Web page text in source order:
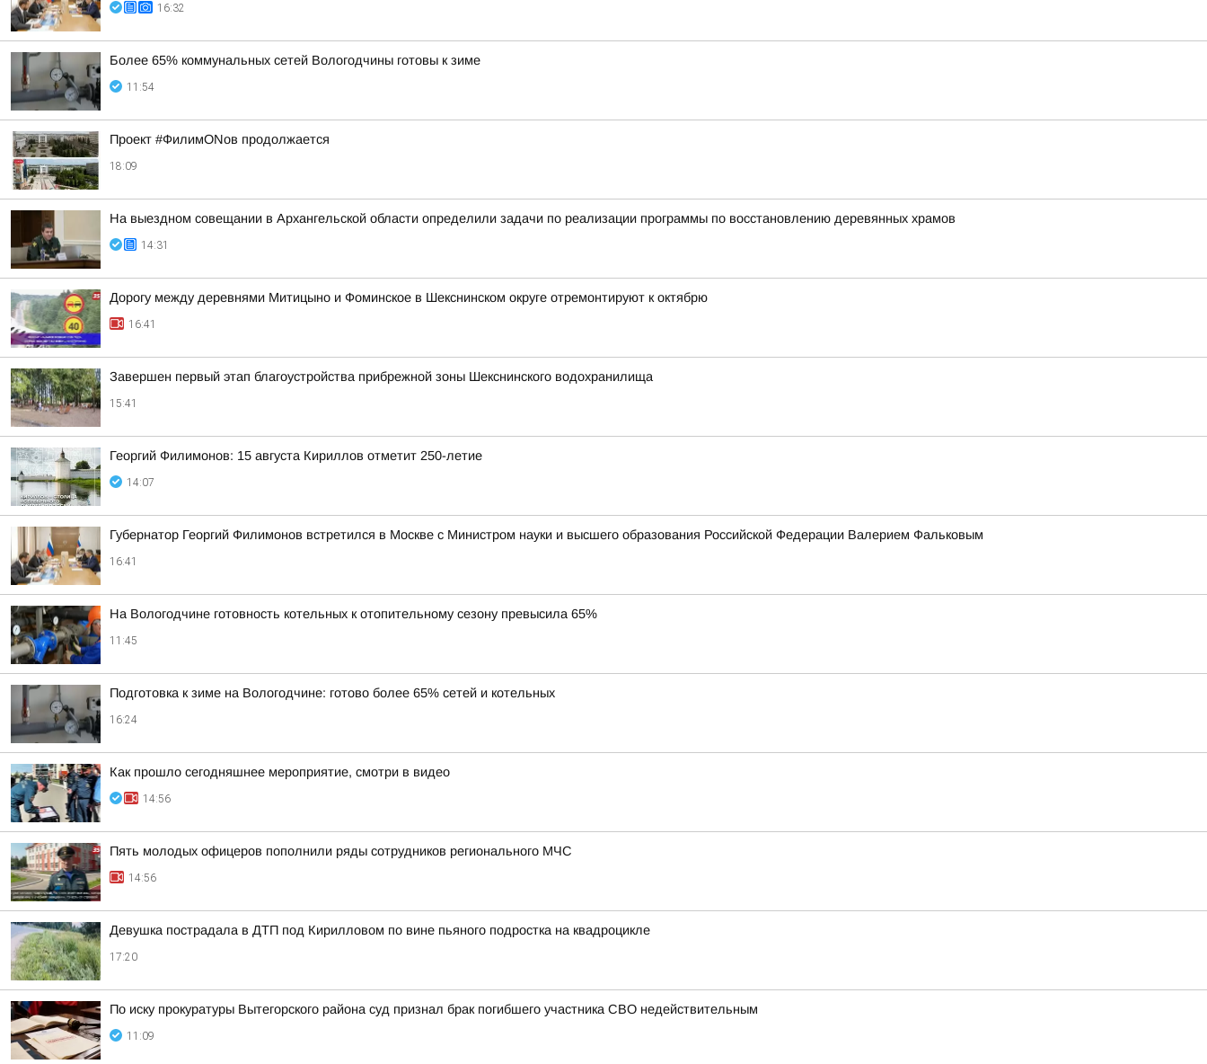
16:32
Более 65% коммунальных сетей Вологодчины готовы к зиме
11:54
Проект #ФилимONов продолжается
18:09
На выездном совещании в Архангельской области определили задачи по реализации программы по восстановлению деревянных храмов
14:31
Дорогу между деревнями Митицыно и Фоминское в Шекснинском округе отремонтируют к октябрю
16:41
Завершен первый этап благоустройства прибрежной зоны Шекснинского водохранилища
15:41
Георгий Филимонов: 15 августа Кириллов отметит 250-летие
14:07
Губернатор Георгий Филимонов встретился в Москве с Министром науки и высшего образования Российской Федерации Валерием Фальковым
16:41
На Вологодчине готовность котельных к отопительному сезону превысила 65%
11:45
Подготовка к зиме на Вологодчине: готово более 65% сетей и котельных
16:24
Как прошло сегодняшнее мероприятие, смотри в видео
14:56
Пять молодых офицеров пополнили ряды сотрудников регионального МЧС
14:56
Девушка пострадала в ДТП под Кирилловом по вине пьяного подростка на квадроцикле
17:20
По иску прокуратуры Вытегорского района суд признал брак погибшего участника СВО недействительным
11:09